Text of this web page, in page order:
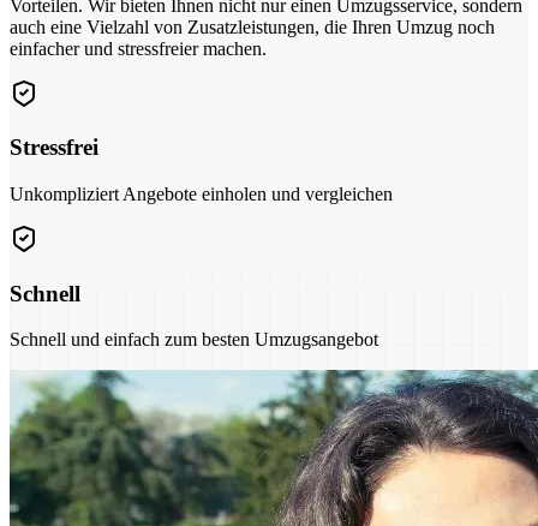
Vorteilen. Wir bieten Ihnen nicht nur einen Umzugsservice, sondern
auch eine Vielzahl von Zusatzleistungen, die Ihren Umzug noch
einfacher und stressfreier machen.
Stressfrei
Unkompliziert Angebote einholen und vergleichen
Schnell
Schnell und einfach zum besten Umzugsangebot